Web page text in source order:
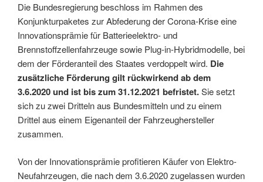
Die Bundesregierung beschloss im Rahmen des
Konjunkturpaketes zur Abfederung der Corona-Krise eine
Innovationsprämie für Batterieelektro- und
Brennstoffzellenfahrzeuge sowie Plug-in-Hybridmodelle, bei
dem der Förderanteil des Staates verdoppelt wird. Die
zusätzliche Förderung gilt rückwirkend ab dem
3.6.2020 und ist bis zum 31.12.2021 befristet.Sie setzt
sich zu zwei Dritteln aus Bundesmitteln und zu einem
Drittel aus einem Eigenanteil der Fahrzeughersteller
zusammen.
Von der Innovationsprämie profitieren Käufer von Elektro-
Neufahrzeugen, die nach dem 3.6.2020 zugelassen wurden